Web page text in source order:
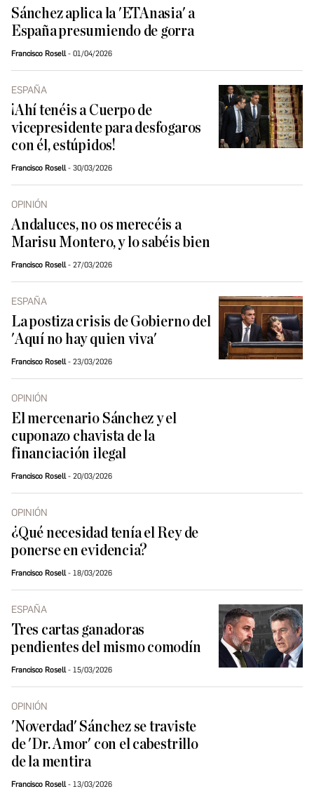
Sánchez aplica la 'ETAnasia' a
España presumiendo de gorra
Francisco Rosell 01/04/2026
ESPAÑA
¡Ahí tenéis a Cuerpo de
vicepresidente para desfogaros
con él, estúpidos!
Francisco Rosell 30/03/2026
OPINIÓN
Andaluces, no os merecéis a
Marisu Montero, y lo sabéis bien
Francisco Rosell 27/03/2026
ESPAÑA
La postiza crisis de Gobierno del
'Aquí no hay quien viva'
Francisco Rosell 23/03/2026
OPINIÓN
El mercenario Sánchez y el
cuponazo chavista de la
financiación ilegal
Francisco Rosell 20/03/2026
OPINIÓN
¿Qué necesidad tenía el Rey de
ponerse en evidencia?
Francisco Rosell 18/03/2026
ESPAÑA
Tres cartas ganadoras
pendientes del mismo comodín
Francisco Rosell 15/03/2026
OPINIÓN
'Noverdad' Sánchez se traviste
de 'Dr. Amor' con el cabestrillo
de la mentira
Francisco Rosell 13/03/2026